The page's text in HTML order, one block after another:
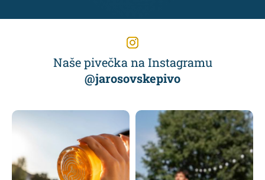
Naše pivečka na Instagramu
@jarosovskepivo